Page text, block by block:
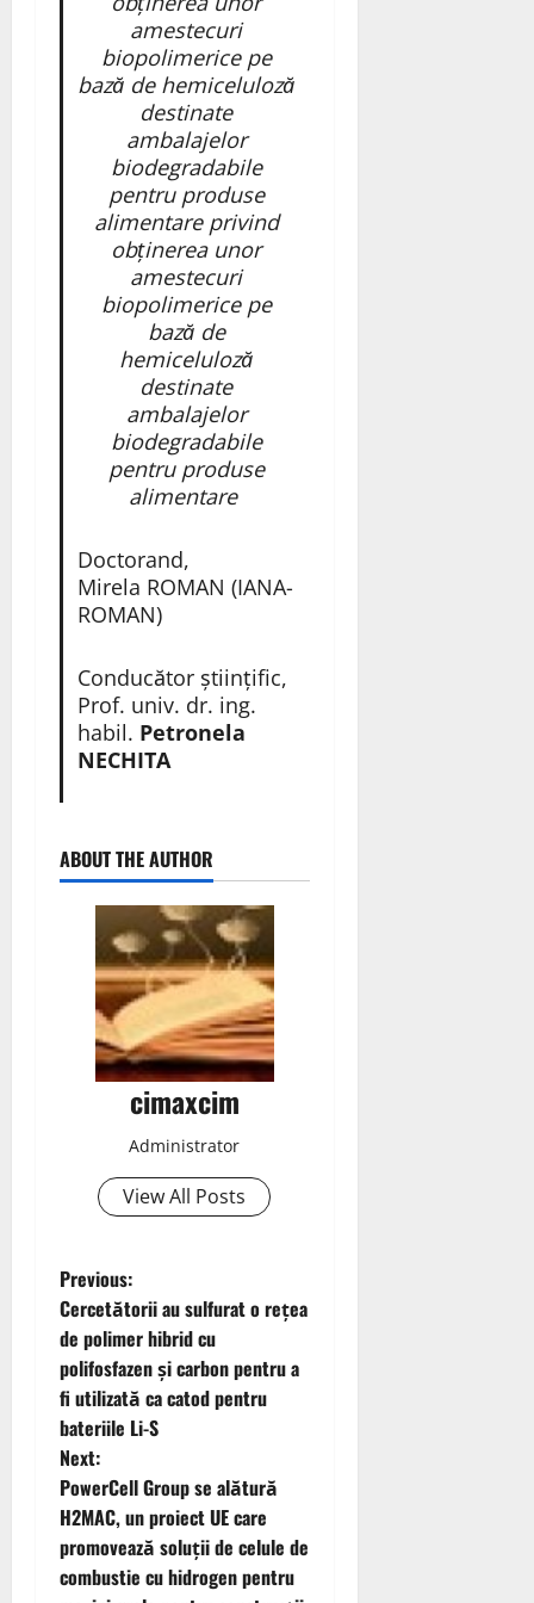
amestecuri
biopolimerice pe
bază de hemiceluloză
destinate
ambalajelor
biodegradabile
pentru produse
alimentare privind
obținerea unor
amestecuri
biopolimerice pe
bază de
hemiceluloză
destinate
ambalajelor
biodegradabile
pentru produse
alimentare
Doctorand,
Mirela ROMAN (IANA-
ROMAN)
Conducător științific,
Prof. univ. dr. ing.
habil. Petronela
NECHITA
ABOUT THE AUTHOR
cimaxcim
Administrator
View All Posts
P
o
s
t
n
a
v
Previous:
Cercetătorii au sulfurat o rețea
de polimer hibrid cu
polifosfazen și carbon pentru a
fi utilizată ca catod pentru
bateriile Li-S
Next:
PowerCell Group se alătură
H2MAC, un proiect UE care
promovează soluții de celule de
combustie cu hidrogen pentru